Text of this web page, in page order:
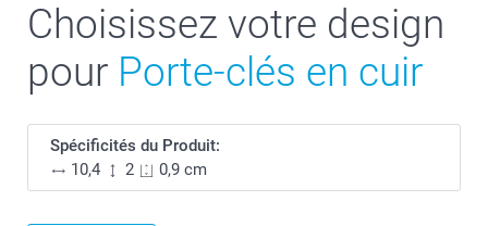
Choisissez votre design
pour Porte-clés en cuir
Spécificités du Produit:
10,4
2 0,9 cm